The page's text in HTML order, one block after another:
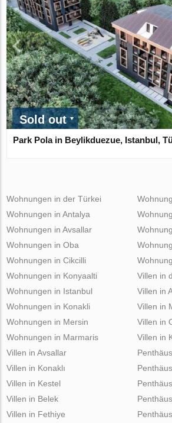
Sold out
Park Pola in Beylikduezue, Istanbul,
Wohnungen in der Türkei
Wohnungen in Antalya
Wohnungen in Avsallar
Wohnungen in Oba
Wohnungen in Cikcilli
Wohnungen in Konyaalti
Wohnungen in Istanbul
Wohnungen in Konakli
Wohnungen in Mersin
Wohnungen in Marmaris
Villen in
Villen in
Villen in
Villen in
Villen in
Villen in Avsallar
Villen in Konaklı
Villen in Kestel
Villen in Belek
Villen in Fethiye